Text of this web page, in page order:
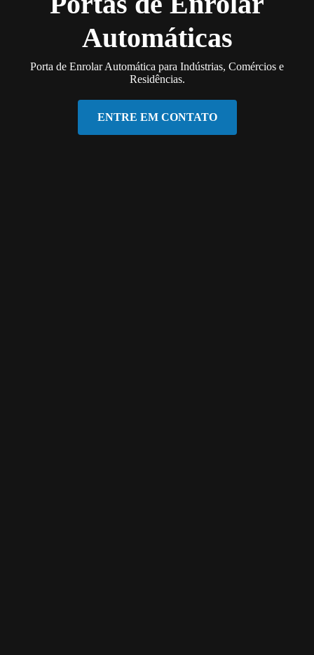
Automáticas
Porta de Enrolar Automática para Indústrias, Comércios e
Residências.
ENTRE EM CONTATO